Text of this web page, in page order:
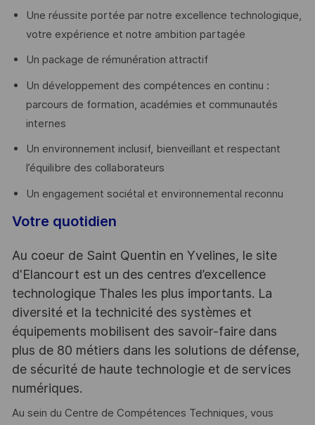
Une réussite portée par notre excellence technologique,
votre expérience et notre ambition partagée
Un package de rémunération attractif
Un développement des compétences en continu :
parcours de formation, académies et communautés
internes
Un environnement inclusif, bienveillant et respectant
l’équilibre des collaborateurs
Un engagement sociétal et environnemental reconnu
Votre quotidien
Au coeur de Saint Quentin en Yvelines, le site
d'Elancourt est un des centres d’excellence
technologique Thales les plus importants. La
diversité et la technicité des systèmes et
équipements mobilisent des savoir-faire dans
plus de 80 métiers dans les solutions de défense,
de sécurité de haute technologie et de services
numériques.
Au sein du Centre de Compétences Techniques, vous